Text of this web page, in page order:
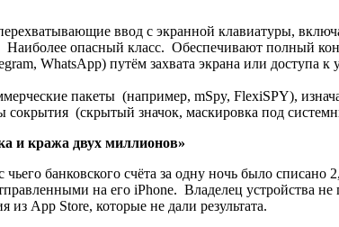
ввод с экранной клавиатуры,
Наиболее опасный класс. Обеспечивают полный
WhatsApp) путём захвата экрана или доступа
пакеты (например, mSpy, FlexiSPY),
сокрытия (скрытый значок, маскировка под
и кража двух миллионов»
банковского счёта за одну ночь было
на его iPhone. Владелец устройства
App Store, которые не дали результата.